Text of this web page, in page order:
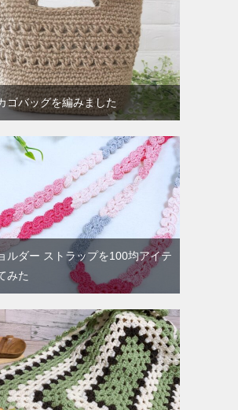
ゴバッグを編みました
ルダー ストラップを100均アイテ
みた